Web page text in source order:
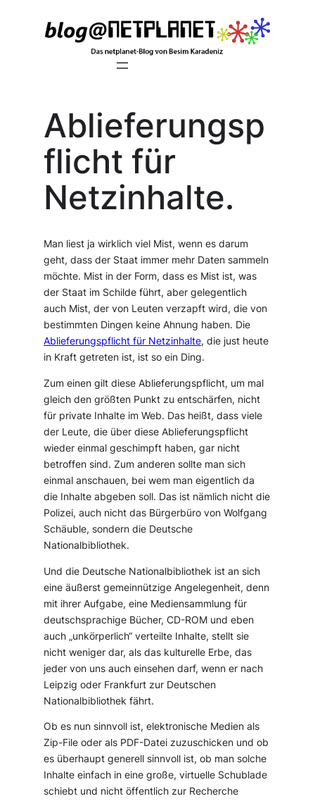
Ablieferungsp
flicht für
Netzinhalte.
Man liest ja wirklich viel Mist, wenn es darum
geht, dass der Staat immer mehr Daten sammeln
möchte. Mist in der Form, dass es Mist ist, was
der Staat im Schilde führt, aber gelegentlich
auch Mist, der von Leuten verzapft wird, die von
bestimmten Dingen keine Ahnung haben. Die
Ablieferungspflicht für Netzinhalte, die just heute
in Kraft getreten ist, ist so ein Ding.
Zum einen gilt diese Ablieferungspflicht, um mal
gleich den größten Punkt zu entschärfen, nicht
für private Inhalte im Web. Das heißt, dass viele
der Leute, die über diese Ablieferungspflicht
wieder einmal geschimpft haben, gar nicht
betroffen sind. Zum anderen sollte man sich
einmal anschauen, bei wem man eigentlich da
die Inhalte abgeben soll. Das ist nämlich nicht die
Polizei, auch nicht das Bürgerbüro von Wolfgang
Schäuble, sondern die Deutsche
Nationalbibliothek.
Und die Deutsche Nationalbibliothek ist an sich
eine äußerst gemeinnützige Angelegenheit, denn
mit ihrer Aufgabe, eine Mediensammlung für
deutschsprachige Bücher, CD-ROM und eben
auch „unkörperlich“ verteilte Inhalte, stellt sie
nicht weniger dar, als das kulturelle Erbe, das
jeder von uns auch einsehen darf, wenn er nach
Leipzig oder Frankfurt zur Deutschen
Nationalbibliothek fährt.
Ob es nun sinnvoll ist, elektronische Medien als
Zip-File oder als PDF-Datei zuzuschicken und ob
es überhaupt generell sinnvoll ist, ob man solche
Inhalte einfach in eine große, virtuelle Schublade
schiebt und nicht öffentlich zur Recherche